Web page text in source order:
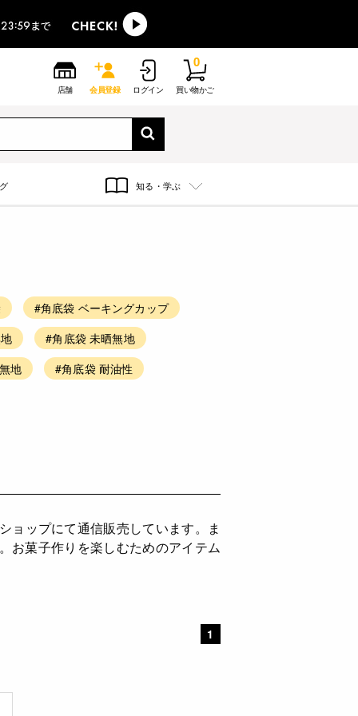
店舗 会員登録 ログイン 買い物かご
0
知る・学ぶ
#角底袋 ベーキングカップ
#角底袋 未晒無地
地
#角底袋 耐油性
ョップにて通信販売しています。ま
お菓子作りを楽しむためのアイテム
1